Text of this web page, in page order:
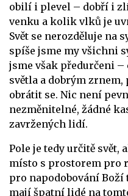
obilí i plevel – dobří i
venku a kolik vlků je
Svět se nerozděluje na
spíše jsme my všichni
jsme však předurčeni
světla a dobrým
obrátit se. Nic není
nezměnitelné, žádné
zavržených lidí.
Pole je tedy určitě svět,
místo s prostorem pro
pro napodobování
mají špatní lidé na